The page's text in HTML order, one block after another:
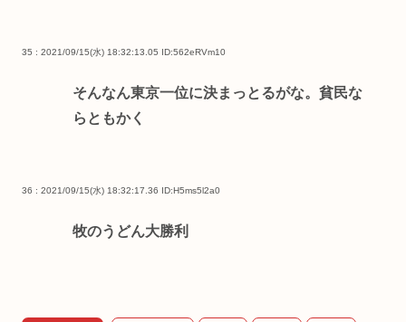
35 : 2021/09/15(水) 18:32:13.05 ID:562eRVm10
そんなん東京一位に決まっとるがな。貧民な
らともかく
36 : 2021/09/15(水) 18:32:17.36 ID:H5ms5l2a0
牧のうどん大勝利